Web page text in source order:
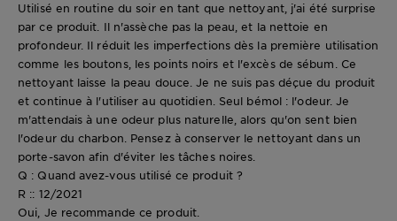
Utilisé en routine du soir en tant que nettoyant, j'ai été surprise
par ce produit. Il n'assèche pas la peau, et la nettoie en
profondeur. Il réduit les imperfections dès la première utilisation
comme les boutons, les points noirs et l'excès de sébum. Ce
nettoyant laisse la peau douce. Je ne suis pas déçue du produit
et continue à l'utiliser au quotidien. Seul bémol : l'odeur. Je
m'attendais à une odeur plus naturelle, alors qu'on sent bien
l'odeur du charbon. Pensez à conserver le nettoyant dans un
porte-savon afin d'éviter les tâches noires.
Q : Quand avez-vous utilisé ce produit ?
R :: 12/2021
Oui, Je recommande ce produit.